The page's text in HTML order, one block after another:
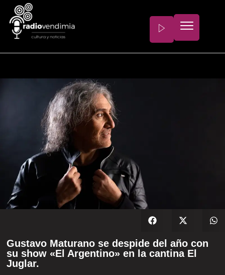
Gustavo Maturano se despide del año con
su show «El Argentino» en la cantina El
Juglar.